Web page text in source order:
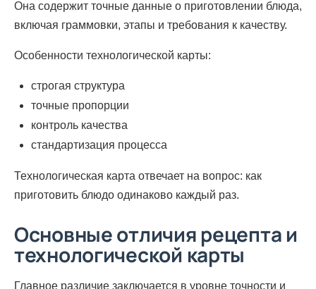
Она содержит точные данные о приготовлении блюда,
включая граммовки, этапы и требования к качеству.
Особенности технологической карты:
строгая структура
точные пропорции
контроль качества
стандартизация процесса
Технологическая карта отвечает на вопрос: как
приготовить блюдо одинаково каждый раз.
Основные отличия рецепта и
технологической карты
Главное различие заключается в уровне точности и